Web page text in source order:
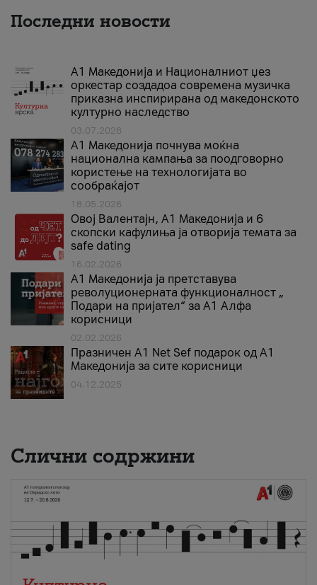
Последни новости
А1 Македонија и Националниот џез
оркестар создадоа современа музичка
приказна инспирирана од македонското
културно наследство
03.07.2026
A1 Македонија почнува моќна
национална кампања за поодговорно
користење на технологијата во
сообраќајот
18.05.2026
Овој Валентајн, A1 Македонија и 6
скопски кафулиња ја отворија темата за
safe dating
16.02.2026
А1 Македонија ја претставува
револуционерната функционалност „
Подари на пријател“ за А1 Алфа
корисници
02.02.2026
Празничен A1 Net Sеf подарок од А1
Македонија за сите корисници
04.12.2025
Слични содржини